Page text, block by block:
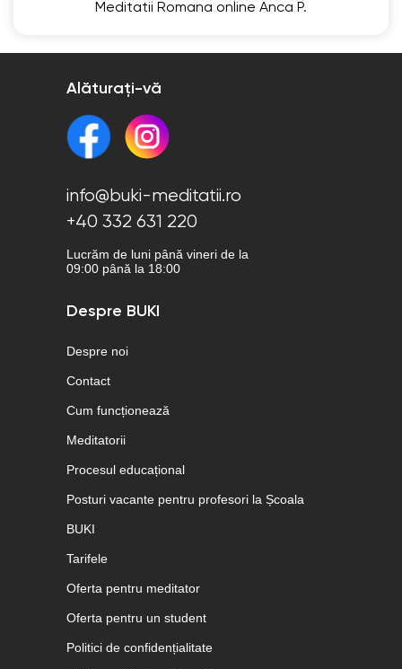
Meditatii Romana online Anca P.
Alăturați-vă
info@buki-meditatii.ro
+40 332 631 220
Lucrăm de luni până vineri de la
09:00 până la 18:00
Despre BUKI
Despre noi
Contact
Cum funcționează
Meditatorii
Procesul educațional
Posturi vacante pentru profesori la Școala
BUKI
Tarifele
Oferta pentru meditator
Oferta pentru un student
Politici de confidențialitate